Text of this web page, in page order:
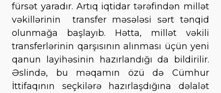
fürsət yaradır. Artıq iqtidar tərəfindən millət
vəkillərinin transfer məsələsi sərt tənqid
olunmağa başlayıb. Hətta, millət vəkili
transferlərinin qarşısının alınması üçün yeni
qanun layihəsinin hazırlandığı da bildirilir.
Əslində, bu məqamın özü də Cümhur
İttifaqının seçkilərə hazırlaşdığına dəlalət